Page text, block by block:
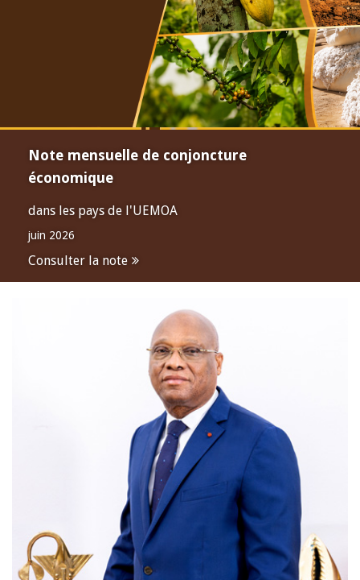
Note mensuelle de conjoncture
économique
dans les pays de l'UEMOA
juin 2026
Consulter la note